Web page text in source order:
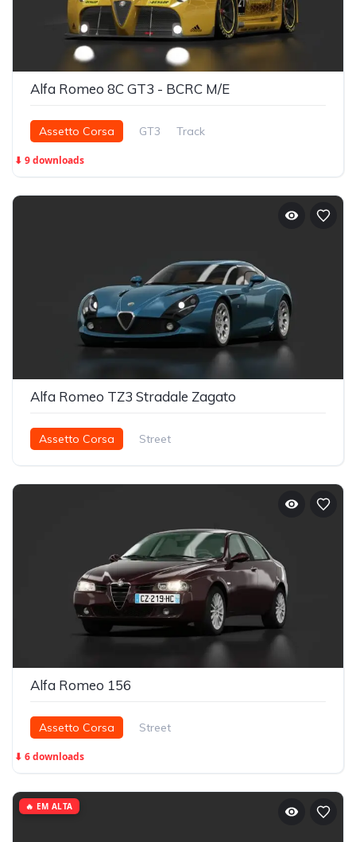
Alfa Romeo 8C GT3 - BCRC M/E
Assetto Corsa GT3 Track
⬇ 9 downloads
Alfa Romeo TZ3 Stradale Zagato
Assetto Corsa Street
Alfa Romeo 156
Assetto Corsa Street
⬇ 6 downloads
🔥 EM ALTA